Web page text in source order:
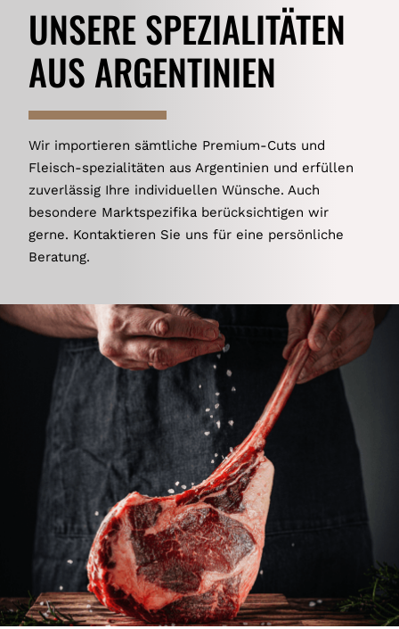
UNSERE SPEZIALITÄTEN
AUS ARGENTINIEN
Wir importieren sämtliche Premium-Cuts und
Fleisch-spezialitäten aus Argentinien und erfüllen
zuverlässig Ihre individuellen Wünsche. Auch
besondere Marktspezifika berücksichtigen wir
gerne. Kontaktieren Sie uns für eine persönliche
Beratung.